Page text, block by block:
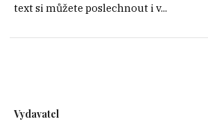
text si můžete poslechnout i v...
Vydavatel